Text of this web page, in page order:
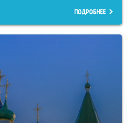
ПОДРОБНЕЕ